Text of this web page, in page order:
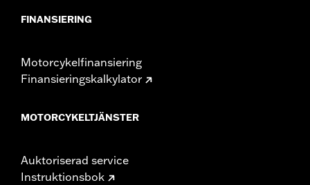
FINANSIERING
Motorcykelfinansiering
Finansieringskalkylator
MOTORCYKELTJÄNSTER
Auktoriserad service
Instruktionsbok